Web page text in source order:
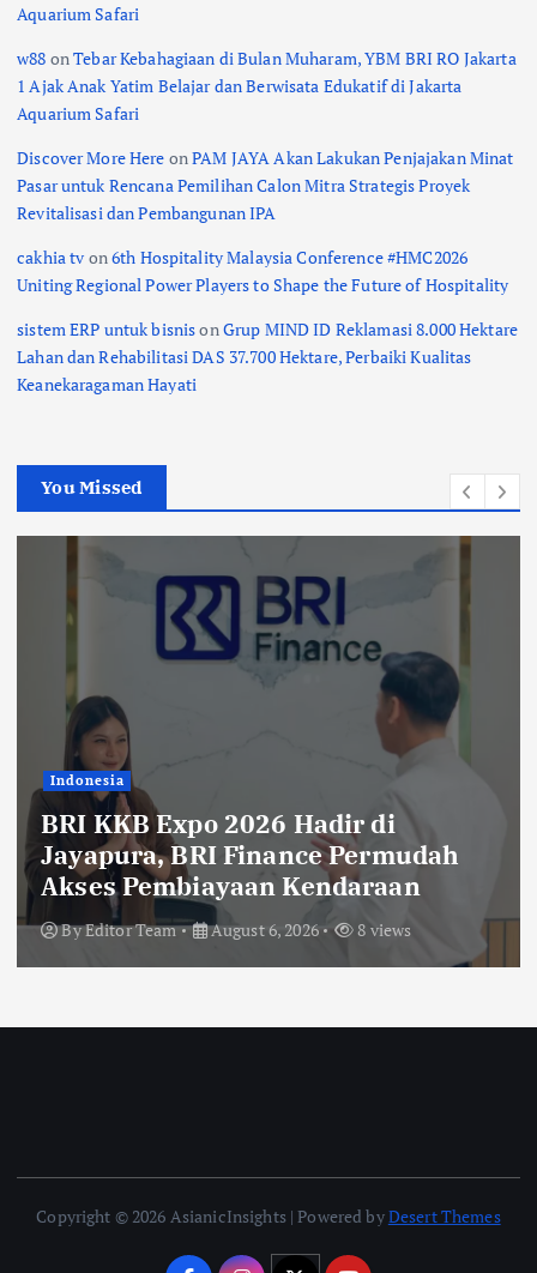
Aquarium Safari
w88 onTebar Kebahagiaan di Bulan Muharam, YBM BRI RO Jakarta
1 Ajak Anak Yatim Belajar dan Berwisata Edukatif di Jakarta
Aquarium Safari
Discover More Here onPAM JAYA Akan Lakukan Penjajakan Minat
Pasar untuk Rencana Pemilihan Calon Mitra Strategis Proyek
Revitalisasi dan Pembangunan IPA
cakhia tv on6th Hospitality Malaysia Conference #HMC2026
Uniting Regional Power Players to Shape the Future of Hospitality
sistem ERP untuk bisnisonGrup MIND ID Reklamasi 8.000 Hektare
Lahan dan Rehabilitasi DAS 37.700 Hektare, Perbaiki Kualitas
Keanekaragaman Hayati
You Missed
Indonesia
BRI KKB Expo 2026 Hadir di
Jayapura, BRI Finance Permudah
Akses Pembiayaan Kendaraan
ByEditor Team August 6, 2026 8 views
Copyright © 2026 AsianicInsights | Powered byDesert Themes